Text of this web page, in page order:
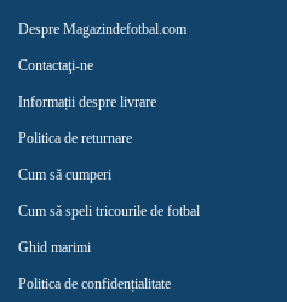
Despre Magazindefotbal.com
Contactaţi-ne
Informații despre livrare
Politica de returnare
Cum să cumperi
Cum să speli tricourile de fotbal
Ghid marimi
Politica de confidențialitate